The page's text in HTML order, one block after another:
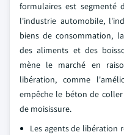
formulaires est segmenté
l'industrie automobile,
biens de consommation,
des aliments et des
mène le marché en
libération, comme
empêche le béton de
de moisissure.
Les agents de libération